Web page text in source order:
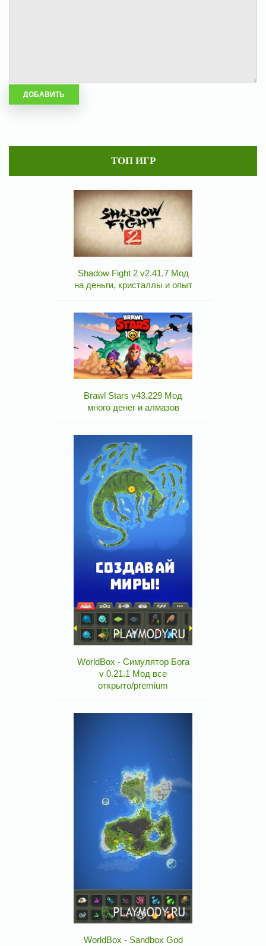
ТОП ИГР
Shadow Fight 2 v2.41.7 Мод
на деньги, кристаллы и опыт
Brawl Stars v43.229 Мод
много денег и алмазов
WorldBox - Симулятор Бога
v 0.21.1 Мод все
открыто/premium
WorldBox - Sandbox God